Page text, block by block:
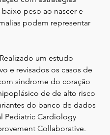
peso ao nascer e
podem representar
Realizado um estudo
e revisados os casos de
síndrome do coração
de de alto risco
do banco de dados
Pediatric Cardiology
Collaborative.